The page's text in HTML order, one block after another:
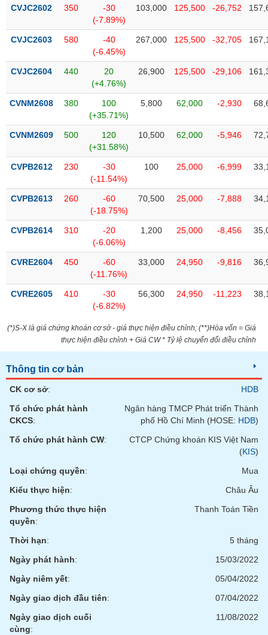
CVJC2602 350
-30
(-7.89%)
103,000 125,500 -26,752
CVJC2603 580
-40
(-6.45%)
267,000 125,500 -32,705
CVJC2604 440
20
(+4.76%)
26,900 125,500 -29,106
CVNM2608 380
100
(+35.71%)
5,800 62,000 -2,930
CVNM2609 500
120
(+31.58%)
10,500 62,000 -5,946
CVPB2612 230
-30
(-11.54%)
100 25,000 -6,999
CVPB2613 260
-60
(-18.75%)
70,500 25,000 -7,888
CVPB2614 310
-20
(-6.06%)
1,200 25,000 -8,456
CVRE2604 450
-60
(-11.76%)
33,000 24,950 -9,816
CVRE2605 410
-30
(-6.82%)
56,300 24,950 -11,223
(*)S-X là giá chứng khoán cơ sở - giá thực hiện điều chỉnh; (**)Hòa vốn = Giá
thực hiện điều chỉnh + Giá CW * Tỷ lệ chuyển đổi điều chỉnh
Thông tin cơ bản
CK cơ sở:
HDB
Tổ chức phát hành
CKCS:
Ngân hàng TMCP Phát triển Thành
phố Hồ Chí Minh (HOSE: HDB)
Tổ chức phát hành CW:
CTCP Chứng khoán KIS Việt Nam
(KIS)
Loại chứng quyền:
Mua
Kiểu thực hiện:
Châu Âu
Phương thức thực hiện
quyền:
Thanh Toán Tiền
Thời hạn:
5 tháng
Ngày phát hành:
15/03/2022
Ngày niêm yết:
05/04/2022
Ngày giao dịch đầu tiên:
07/04/2022
Ngày giao dịch cuối
cùng:
11/08/2022
Đào
Sách
chính
Công
cụ
Truyền
thông
chính
tài
chính